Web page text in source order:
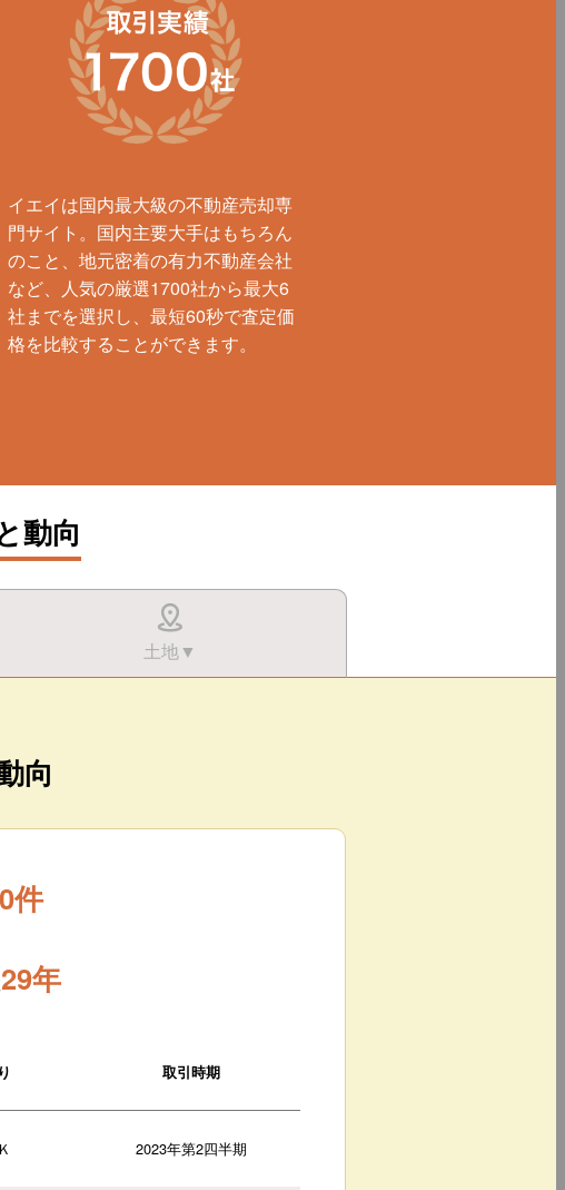
イエイは国内最大級の不動産売却専
門サイト。国内主要大手はもちろん
のこと、地元密着の有力不動産会社
など、人気の厳選1700社から最大6
社までを選択し、最短60秒で査定価
格を比較することができます。
動向
土地▼
向
件
29年
取引時期
2023年第2四半期